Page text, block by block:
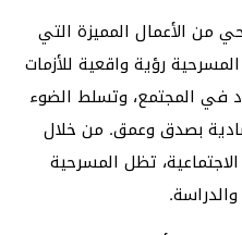
من الأعمال المميزة التي
رؤية واقعية للأزمات
في المجتمع، وتسلط الضوء
بصدق وعمق. من خلال
تظل المسرحية